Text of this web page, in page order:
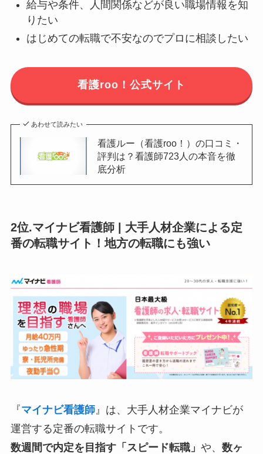
給与や条件、人間関係などが良い職場情報を知
りたい
はじめての転職で不安なのでプロに相談したい
看護roo！公式サイト
あわせて読みたい
看護ルー（看護roo！）の口コミ・
評判は？看護師723人の本音を徹
底分析
2位.マイナビ看護師 | 大手人材企業による定
番の転職サイト！地方の転職にも強い
『マイナビ看護師』は、大手人材企業マイナビが
運営する定番の転職サイトです。
数週間で内定を目指す「スピード転職」 や、 数ヶ